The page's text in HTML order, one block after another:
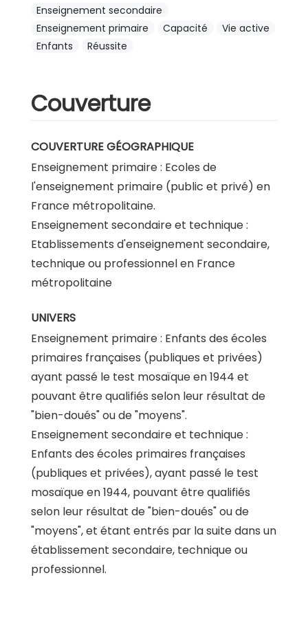
Enseignement secondaire
Enseignement primaire
Capacité
Vie active
Enfants
Réussite
Couverture
COUVERTURE GÉOGRAPHIQUE
Enseignement primaire : Ecoles de
l'enseignement primaire (public et privé) en
France métropolitaine.
Enseignement secondaire et technique :
Etablissements d'enseignement secondaire,
technique ou professionnel en France
métropolitaine
UNIVERS
Enseignement primaire : Enfants des écoles
primaires françaises (publiques et privées)
ayant passé le test mosaïque en 1944 et
pouvant être qualifiés selon leur résultat de
"bien-doués" ou de "moyens".
Enseignement secondaire et technique :
Enfants des écoles primaires françaises
(publiques et privées), ayant passé le test
mosaïque en 1944, pouvant être qualifiés
selon leur résultat de "bien-doués" ou de
"moyens", et étant entrés par la suite dans un
établissement secondaire, technique ou
professionnel.